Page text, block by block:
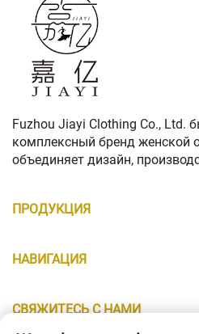
Fuzhou Jiayi Clothing Co., Ltd.
комплексный бренд женской
объединяет дизайн,
ПРОДУКЦИЯ
НАВИГАЦИЯ
СВЯЖИТЕСЬ С НАМИ